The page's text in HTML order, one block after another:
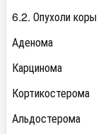
6.2. Опухоли коры
Аденома
Карцинома
Кортикостерома
Альдостерома